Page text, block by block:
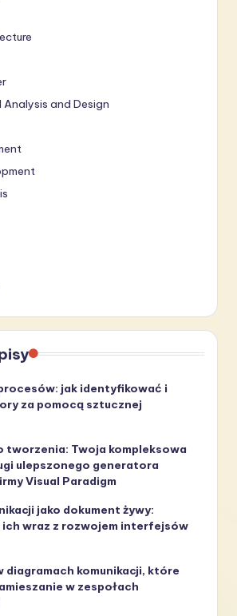
and Design
jak identyfikować i
za pomocą sztucznej
tworzenia: Twoja kompleksowa
ulepszonego generatora
Visual Paradigm
jako dokument żywy:
wraz z rozwojem interfejsów
diagramach komunikacji, które
w zespołach